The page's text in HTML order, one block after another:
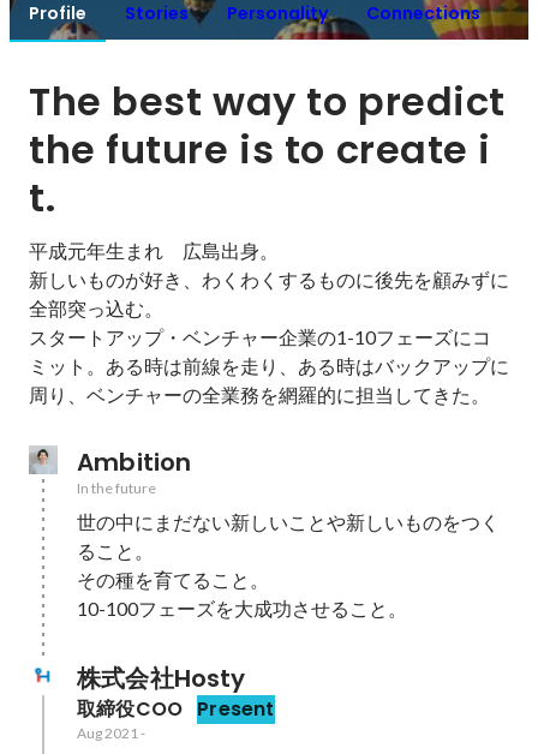
Profile Stories Personality Connections
The best way to predict
the future is to create i
t.
平成元年生まれ　広島出身。
新しいものが好き、わくわくするものに後先を顧みずに
全部突っ込む。
スタートアップ・ベンチャー企業の1-10フェーズにコ
ミット。ある時は前線を走り、ある時はバックアップに
周り、ベンチャーの全業務を網羅的に担当してきた。
Ambition
In the future
世の中にまだない新しいことや新しいものをつく
ること。
その種を育てること。
10-100フェーズを大成功させること。
株式会社Hosty
取締役COO Present
Aug 2021-